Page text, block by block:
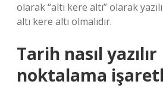
olarak “altı kere altı” olarak
altı kere altı olmalıdır.
Tarih nasıl yazılır
noktalama